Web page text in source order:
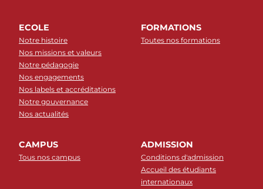
ECOLE
Notre histoire
Nos missions et valeurs
Notre pédagogie
Nos engagements
Nos labels et accréditations
Notre gouvernance
Nos actualités
FORMATIONS
Toutes nos formations
CAMPUS
Tous nos campus
ADMISSION
Conditions d'admission
Accueil des étudiants
internationaux